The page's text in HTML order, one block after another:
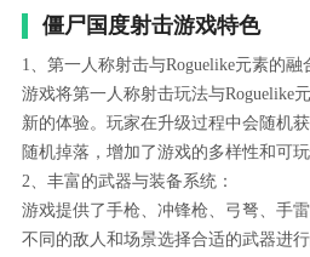
僵尸国度射击游戏特色
1、第一人称射击与Roguelike元素的融
游戏将第一人称射击玩法与Roguelike
新的体验。玩家在升级过程中会随机
随机掉落，增加了游戏的多样性和可玩
2、丰富的武器与装备系统：
游戏提供了手枪、冲锋枪、弓弩、手
不同的敌人和场景选择合适的武器进行